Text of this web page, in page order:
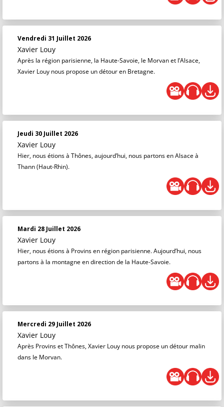
Vendredi 31 Juillet 2026
Xavier Louy
Après la région parisienne, la Haute-Savoie, le Morvan et l’Alsace,
Xavier Louy nous propose un détour en Bretagne.
Jeudi 30 Juillet 2026
Xavier Louy
Hier, nous étions à Thônes, aujourd’hui, nous partons en Alsace à
Thann (Haut-Rhin).
Mardi 28 Juillet 2026
Xavier Louy
Hier, nous étions à Provins en région parisienne. Aujourd’hui, nous
partons à la montagne en direction de la Haute-Savoie.
Mercredi 29 Juillet 2026
Xavier Louy
Après Provins et Thônes, Xavier Louy nous propose un détour malin
dans le Morvan.